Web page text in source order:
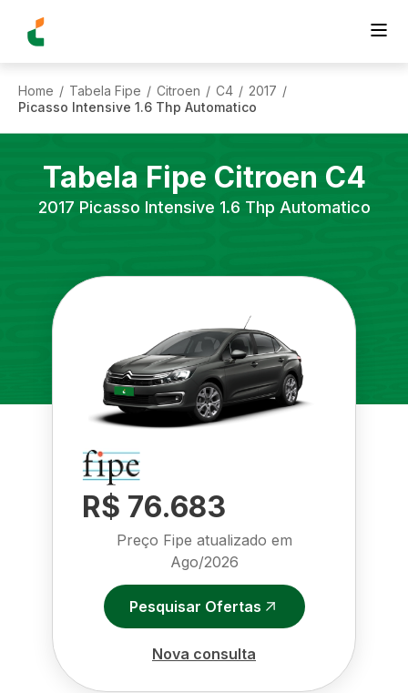
Home / Tabela Fipe / Citroen / C4 / 2017 /
Picasso Intensive 1.6 Thp Automatico
Tabela Fipe Citroen C4
2017 Picasso Intensive 1.6 Thp Automatico
R$ 76.683
Preço Fipe atualizado em
Ago/2026
Pesquisar Ofertas
Nova consulta